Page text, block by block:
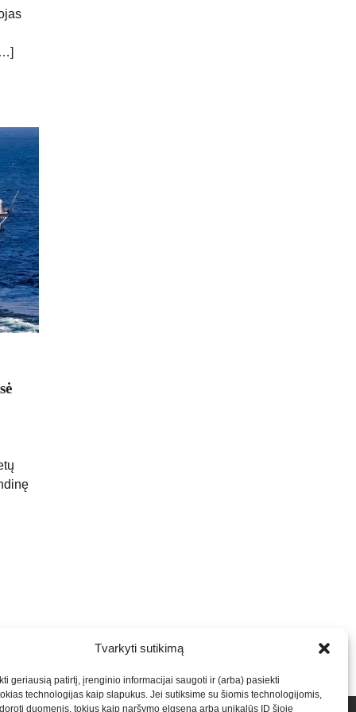
Tvarkyti sutikimą
geriausią patirtį, įrenginio informacijai saugoti ir (arba) pasiekti
technologijas kaip slapukus. Jei sutiksime su šiomis technologijomis,
duomenis, tokius kaip naršymo elgsena arba unikalūs ID šioje